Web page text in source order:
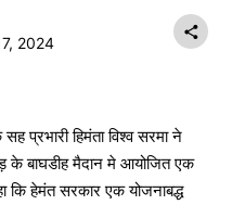
2024
हिमंता विश्व सरमा ने
के बाघडीह मैदान मे आयोजित एक
कि हेमंत सरकार एक योजनाबद्ध